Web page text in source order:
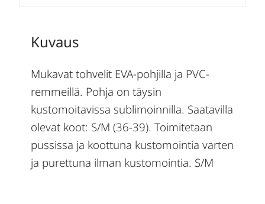
Kuvaus
Mukavat tohvelit EVA-pohjilla ja PVC-
remmeillä. Pohja on täysin
kustomoitavissa sublimoinnilla. Saatavilla
olevat koot: S/M (36-39). Toimitetaan
pussissa ja koottuna kustomointia varten
ja purettuna ilman kustomointia. S/M